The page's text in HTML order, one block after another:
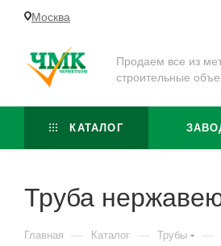
Москва
Продаем все из
строительные
КАТАЛОГ
Труба
Главная — Каталог — Трубы —